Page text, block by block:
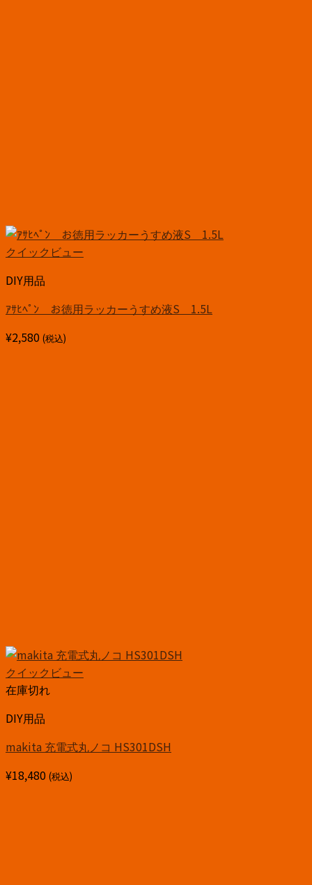
クイックビュー
DIY用品
ｱｻﾋﾍﾟﾝ お徳用ラッカーうすめ液S 1.5L
¥2,580 (税込)
クイックビュー
在庫切れ
DIY用品
makita 充電式丸ノコ HS301DSH
¥18,480 (税込)